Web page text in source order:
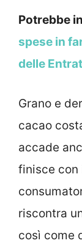
Potrebbe
spese in
delle
Grano e
cacao
accade
finisce con
riscontra
così come